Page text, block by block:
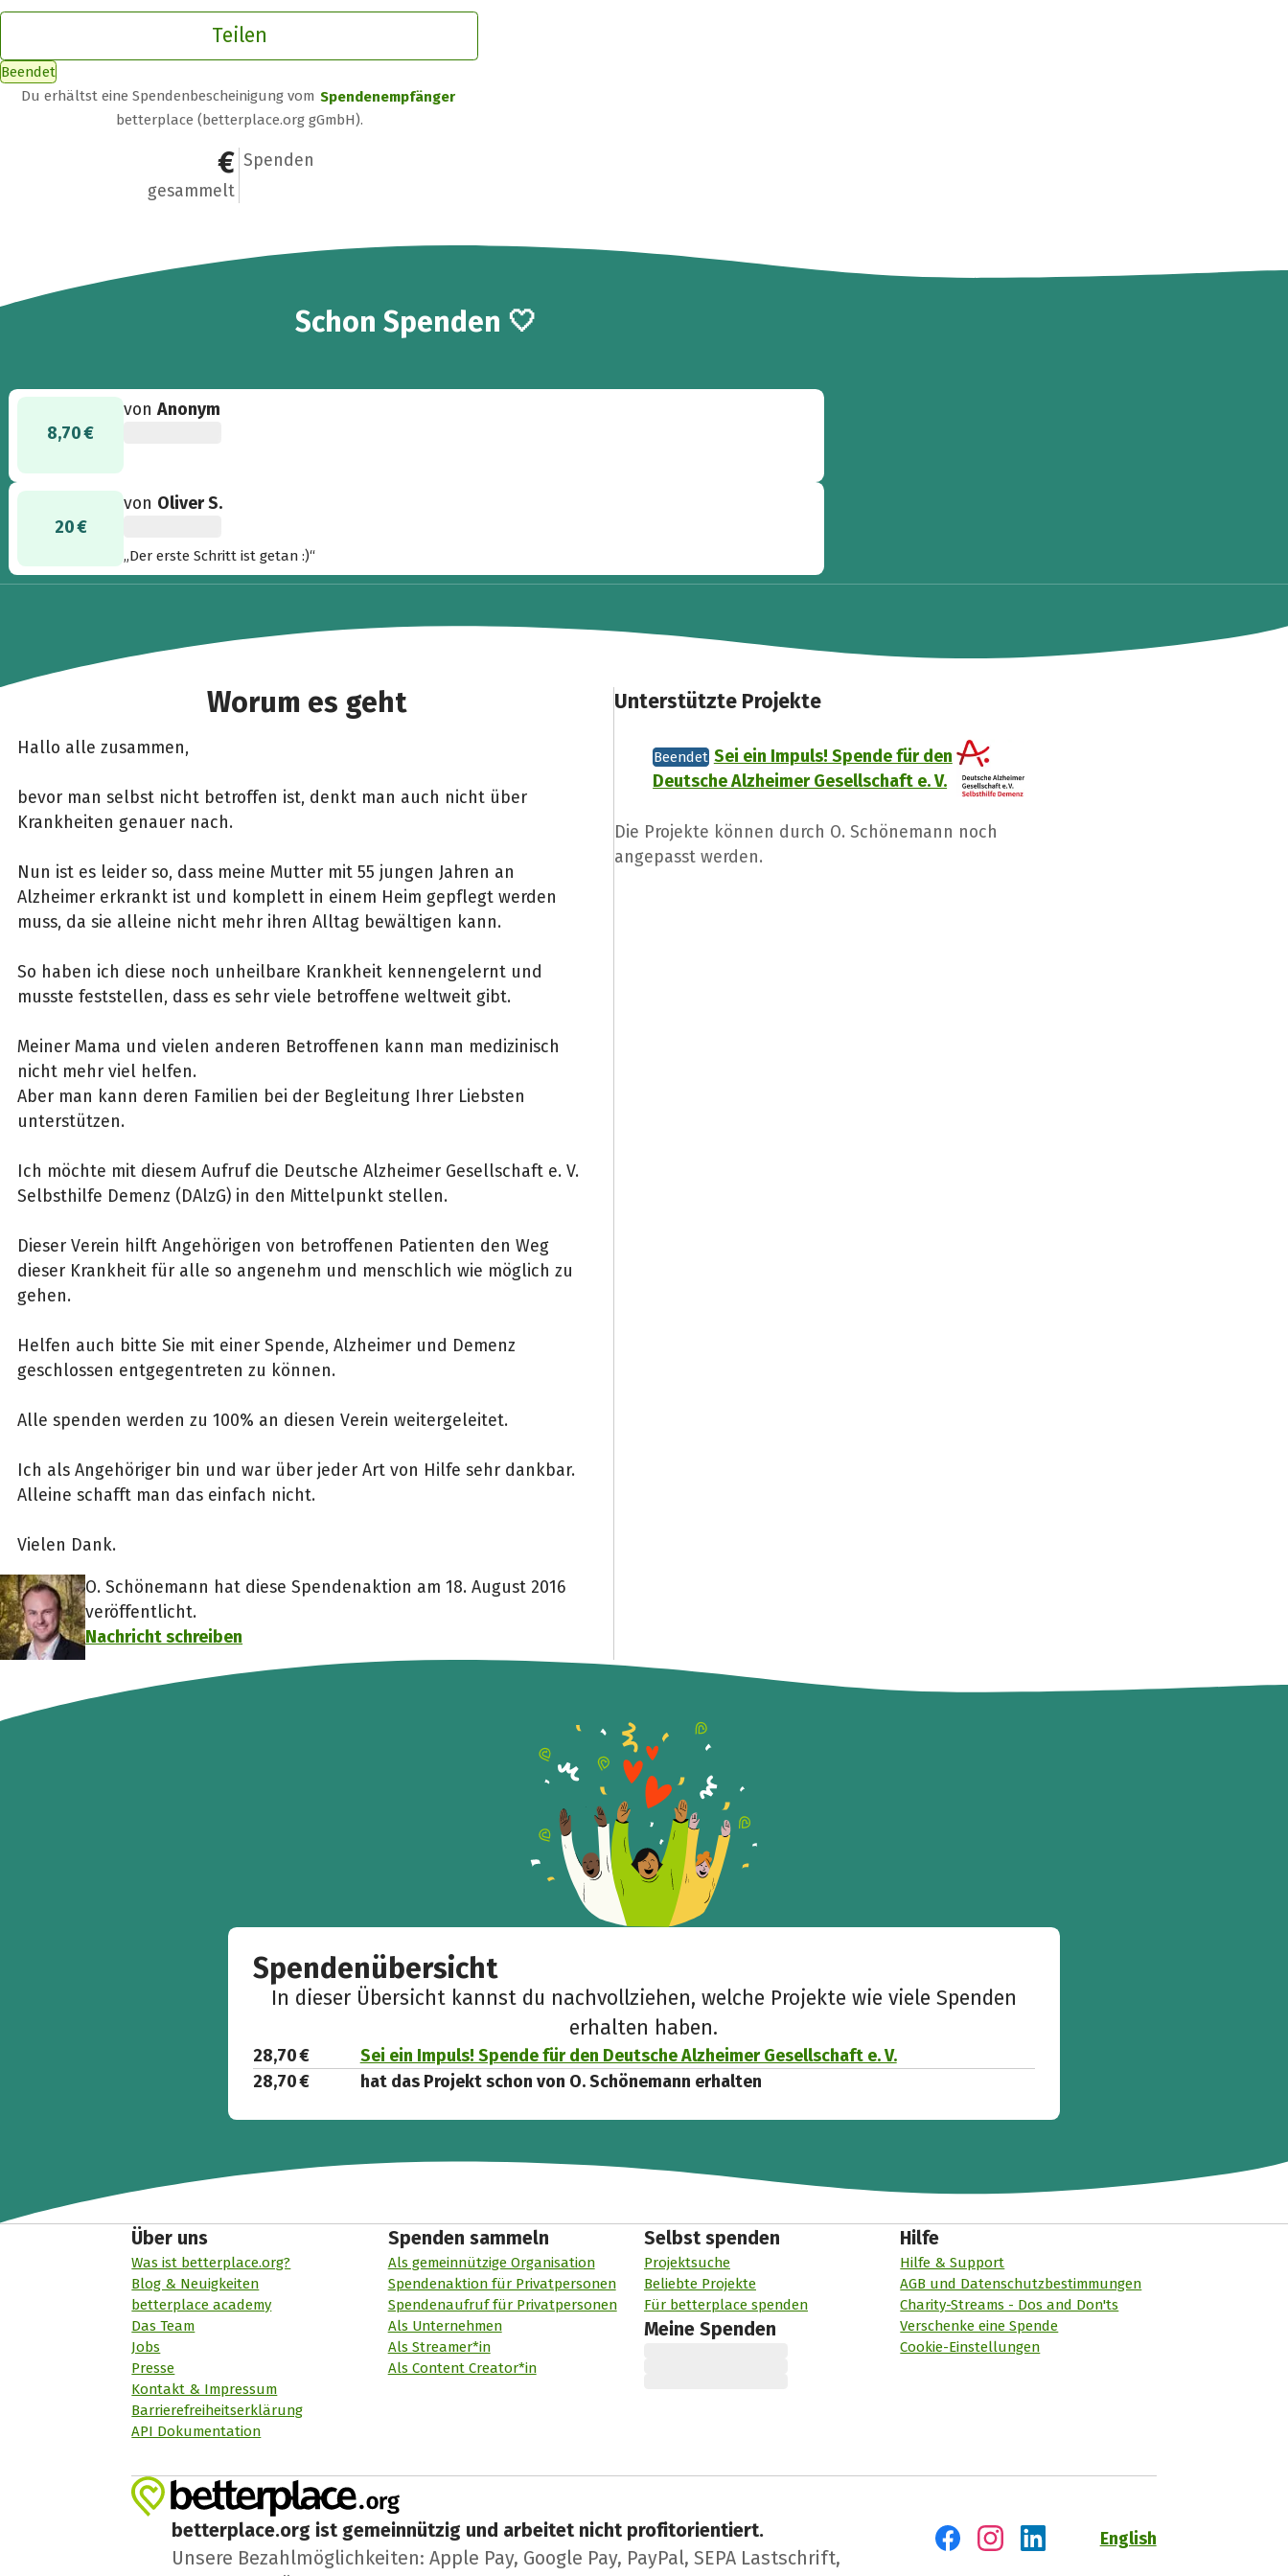
Teilen
Beendet
Du erhältst eine Spendenbescheinigung vom Spendenempfänger
betterplace (betterplace.org gGmbH).
28,70 €
gesammelt
2
Spenden
Schon2
Spenden 🤍
8,70 €
vonAnonym
20 €
von Oliver S.
„Der erste Schritt ist getan :)“
Worum es geht
Hallo alle zusammen,
bevor man selbst nicht betroffen ist, denkt man auch nicht über
Krankheiten genauer nach.
Nun ist es leider so, dass meine Mutter mit 55 jungen Jahren an
Alzheimer erkrankt ist und komplett in einem Heim gepflegt werden
muss, da sie alleine nicht mehr ihren Alltag bewältigen kann.
So haben ich diese noch unheilbare Krankheit kennengelernt und
musste feststellen, dass es sehr viele betroffene weltweit gibt.
Meiner Mama und vielen anderen Betroffenen kann man medizinisch
nicht mehr viel helfen.
Aber man kann deren Familien bei der Begleitung Ihrer Liebsten
unterstützen.
Ich möchte mit diesem Aufruf die Deutsche Alzheimer Gesellschaft e. V.
Selbsthilfe Demenz (DAlzG) in den Mittelpunkt stellen.
Dieser Verein hilft Angehörigen von betroffenen Patienten den Weg
dieser Krankheit für alle so angenehm und menschlich wie möglich zu
gehen.
Helfen auch bitte Sie mit einer Spende, Alzheimer und Demenz
geschlossen entgegentreten zu können.
Alle spenden werden zu 100% an diesen Verein weitergeleitet.
Ich als Angehöriger bin und war über jeder Art von Hilfe sehr dankbar.
Alleine schafft man das einfach nicht.
Vielen Dank.
O. Schönemann hat diese Spendenaktion am 18. August 2016
veröffentlicht.
Nachricht schreiben
Unterstützte Projekte
Beendet Sei ein Impuls! Spende für den
Deutsche Alzheimer Gesellschaft e. V.
Die Projekte können durch O. Schönemann noch
angepasst werden.
Spendenübersicht
In dieser Übersicht kannst du nachvollziehen, welche Projekte wie viele Spenden
erhalten haben.
28,70 €
Sei ein Impuls! Spende für den Deutsche Alzheimer Gesellschaft e. V.
28,70 €
hat das Projekt schon von O. Schönemann erhalten
Hilf mit noch mehr Spenden zu sammeln!
WhatsApp Messenger
Über uns
Was ist betterplace.org?
Blog & Neuigkeiten
betterplace academy
Das Team
Jobs
Presse
Kontakt & Impressum
Barrierefreiheitserklärung
API Dokumentation
Spenden sammeln
Als gemeinnützige Organisation
Spendenaktion für Privatpersonen
Spendenaufruf für Privatpersonen
Als Unternehmen
Als Streamer*in
Als Content Creator*in
Selbst spenden
Projektsuche
Beliebte Projekte
Für betterplace spenden
Meine Spenden
Hilfe
Hilfe & Support
AGB und Datenschutzbestimmungen
Charity-Streams - Dos and Don'ts
Verschenke eine Spende
Cookie-Einstellungen
betterplace.org ist gemeinnützig und arbeitet nicht profitorientiert.
Unsere Bezahlmöglichkeiten: Apple Pay, Google Pay, PayPal, SEPA Lastschrift,
English